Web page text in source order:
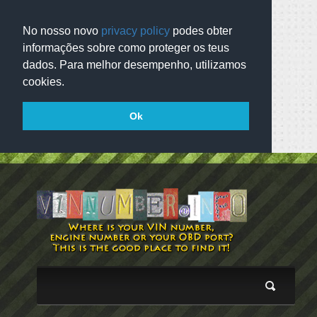
No nosso novo privacy policy podes obter
informações sobre como proteger os teus
dados. Para melhor desempenho, utilizamos
cookies.
Ok